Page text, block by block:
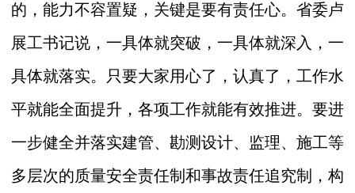
的，能力不容置疑，关键是要有责任心。 省委卢
展工书记说， 一具体就突破，一具体就深入，一
具体就落实。只要大家用心了，认真了，工作水
平就能全面提升，各项工作就能有效推进。 要进
一步健全并落实建管、勘测设计、监理、施工等
多层次的质量安全责任制和事故责任追究制，构